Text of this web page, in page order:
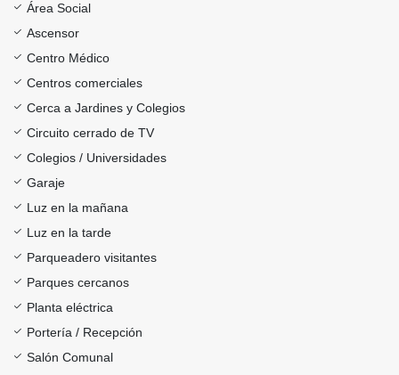
Área Social
Ascensor
Centro Médico
Centros comerciales
Cerca a Jardines y Colegios
Circuito cerrado de TV
Colegios / Universidades
Garaje
Luz en la mañana
Luz en la tarde
Parqueadero visitantes
Parques cercanos
Planta eléctrica
Portería / Recepción
Salón Comunal